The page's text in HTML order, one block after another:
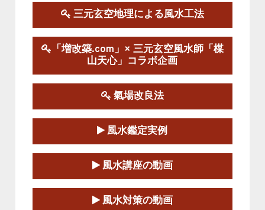
この講座の募集は終了しました。
陰宅三元玄空風水講座
2025-06-07～2025-06-08
この講座の募集は終了しました。
第１８期立命塾『実践的易学講座』
2025-06-21～2025-08-24
この講座の募集は終了しました。
第１８期立命塾「実践的四柱立命学（四
柱推命学）講座」
2025-01-11～2025-05-11
この講座の募集は終了しました。
三元玄空地理による風水工法
「増改築.com」× 三元玄空風水師「楳
山天心」コラボ企画
氣場改良法
風水鑑定実例
風水講座の動画
風水対策の動画